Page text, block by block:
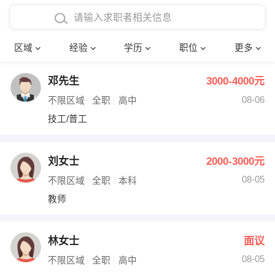
区域 经验 学历 职位 更多
在校学生工作经验
四年以上工作经验
五年以上工作经验
博士
文员 护士
财务会计
网络IT
收银员
水电/机修
确定
邓先生 3000-4000元
不限区域 全职 高中
08-06
技工/普工
刘女士 2000-3000元
不限区域 全职 本科
08-05
教师
林女士 面议
不限区域 全职 高中
08-05